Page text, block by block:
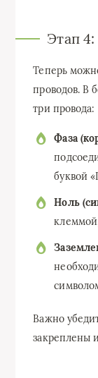
Этап
Теперь
проводов. В
три провода:
Фаза
буквой
Ноль
Важно
закреплены